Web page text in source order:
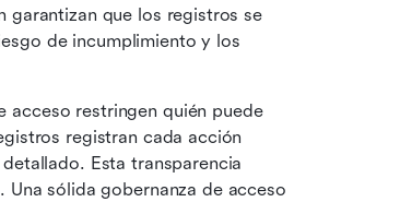
garantizan que los registros se
de incumplimiento y los
acceso restringen quién puede
registran cada acción
Esta transparencia
sólida gobernanza de acceso